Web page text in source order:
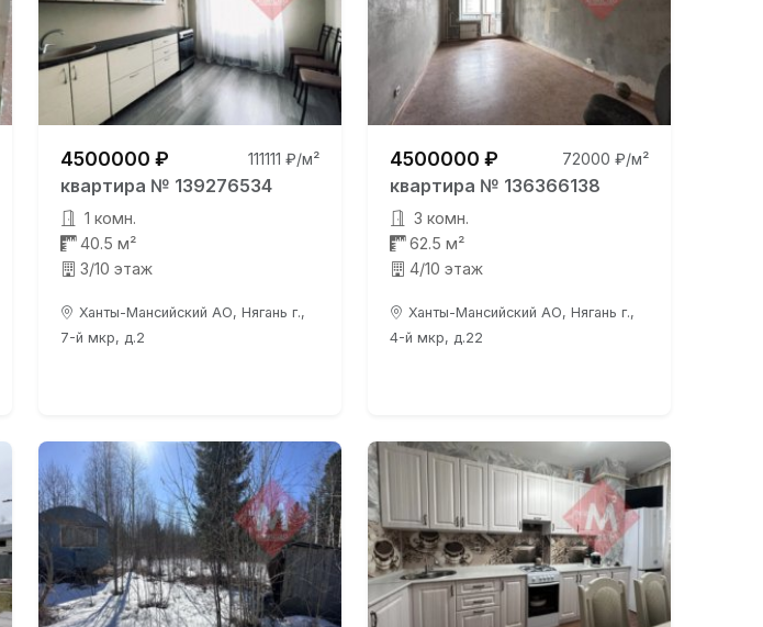
4500000 ₽ 111111 ₽/м²
квартира № 139276534
1 комн.
40.5 м²
3/10 этаж
Ханты-Мансийский АО, Нягань г.,
7-й мкр, д.2
4500000 ₽ 72000 ₽/м²
квартира № 136366138
3 комн.
62.5 м²
4/10 этаж
Ханты-Мансийский АО, Нягань г.,
4-й мкр, д.22